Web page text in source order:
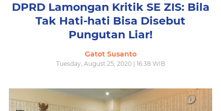
DPRD Lamongan Kritik SE ZIS: Bila
Tak Hati-hati Bisa Disebut
Pungutan Liar!
Gatot Susanto
Tuesday, August 25, 2020 | 16:38 WIB